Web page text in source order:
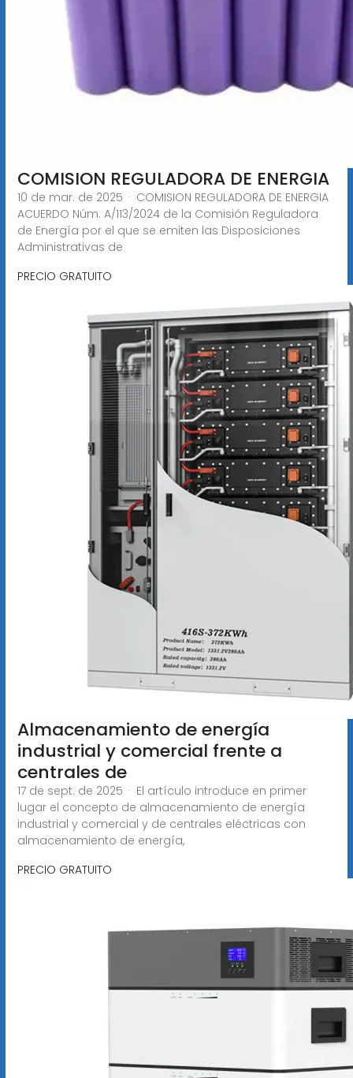
COMISION REGULADORA DE ENERGIA
10 de mar. de 2025 · COMISION REGULADORA DE ENERGIA
ACUERDO Núm. A/113/2024 de la Comisión Reguladora
de Energía por el que se emiten las Disposiciones
Administrativas de
PRECIO GRATUITO
Almacenamiento de energía
industrial y comercial frente a
centrales de
17 de sept. de 2025 · El artículo introduce en primer
lugar el concepto de almacenamiento de energía
industrial y comercial y de centrales eléctricas con
almacenamiento de energía,
PRECIO GRATUITO